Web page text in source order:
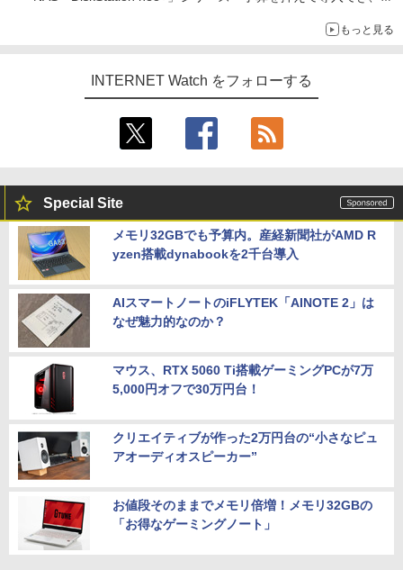
もっと見る
INTERNET Watch をフォローする
Special Site
メモリ32GBでも予算内。産経新聞社がAMD R
yzen搭載dynabookを2千台導入
AIスマートノートのiFLYTEK「AINOTE 2」は
なぜ魅力的なのか？
マウス、RTX 5060 Ti搭載ゲーミングPCが7万
5,000円オフで30万円台！
クリエイティブが作った2万円台の“小さなピュ
アオーディオスピーカー”
お値段そのままでメモリ倍増！メモリ32GBの
「お得なゲーミングノート」